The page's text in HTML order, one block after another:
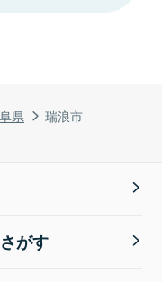
県 瑞浪市
がす